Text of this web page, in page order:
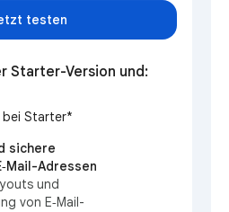
testen
Starter-Version und:
bei Starter*
sichere
Adressen
und
von E‑Mail-